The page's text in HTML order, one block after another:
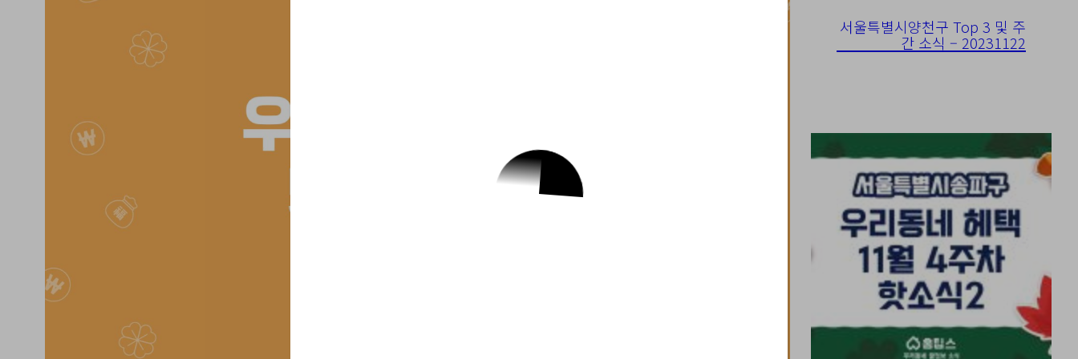
서울특별시양천구 Top 3 및 주
간 소식 – 20231122